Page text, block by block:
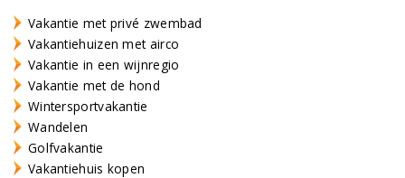
Vakantie met privé zwembad
Vakantiehuizen met airco
Vakantie in een wijnregio
Vakantie met de hond
Wintersportvakantie
Wandelen
Golfvakantie
Vakantiehuis kopen